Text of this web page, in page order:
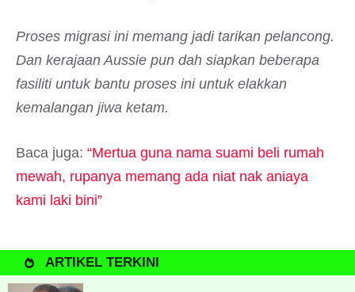
Proses migrasi ini memang jadi tarikan pelancong.
Dan kerajaan Aussie pun dah siapkan beberapa
fasiliti untuk bantu proses ini untuk elakkan
kemalangan jiwa ketam.
Baca juga: “Mertua guna nama suami beli rumah
mewah, rupanya memang ada niat nak aniaya
kami laki bini”
ARTIKEL TERKINI